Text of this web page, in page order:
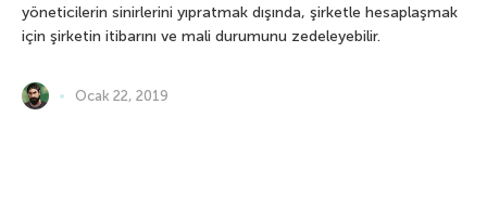
yöneticilerin sinirlerini yıpratmak dışında, şirketle hesaplaşmak
için şirketin itibarını ve mali durumunu zedeleyebilir.
Ocak 22, 2019